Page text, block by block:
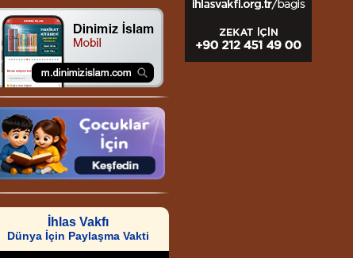
İhlas Vakfı
Dünya İçin Paylaşma Vakti